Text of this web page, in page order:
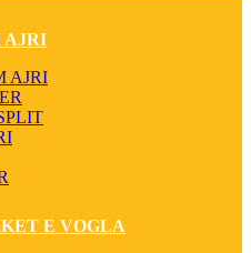
AJRI
AJRI
E VOGLA